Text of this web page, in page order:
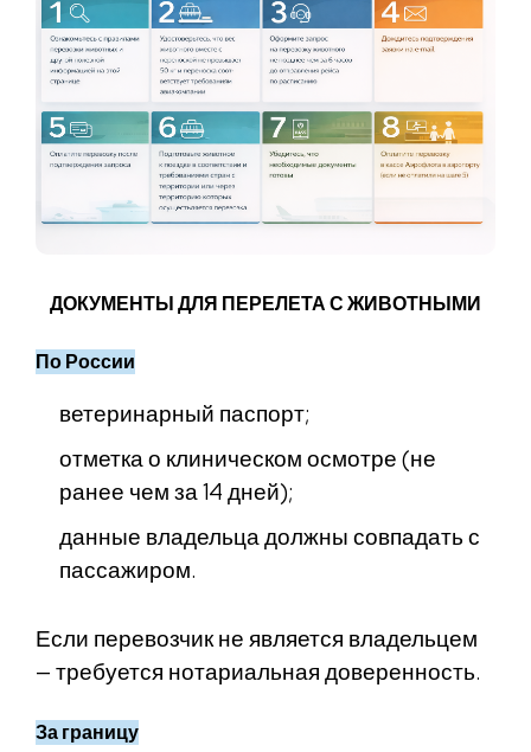
ДОКУМЕНТЫ ДЛЯ ПЕРЕЛЕТА С ЖИВОТНЫМИ
По России
ветеринарный паспорт;
отметка о клиническом осмотре (не
ранее чем за 14 дней);
данные владельца должны совпадать с
пассажиром.
Если перевозчик не является владельцем
— требуется нотариальная доверенность.
За границу